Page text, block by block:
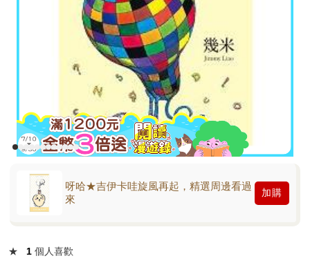
呀哈★吉伊卡哇旋風再起，精選周邊看過
來
加購
★ 1 個人喜歡